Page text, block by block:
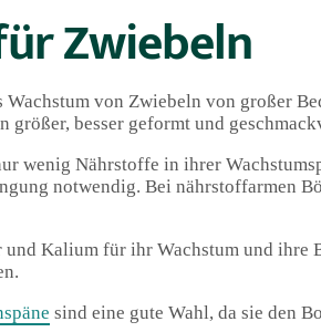
Zwiebeln
von Zwiebeln von großer
besser geformt und
wenig Nährstoffe in ihrer
notwendig. Bei nährstoffarmen
Kalium für ihr Wachstum und ihre
sind eine gute Wahl, da sie den